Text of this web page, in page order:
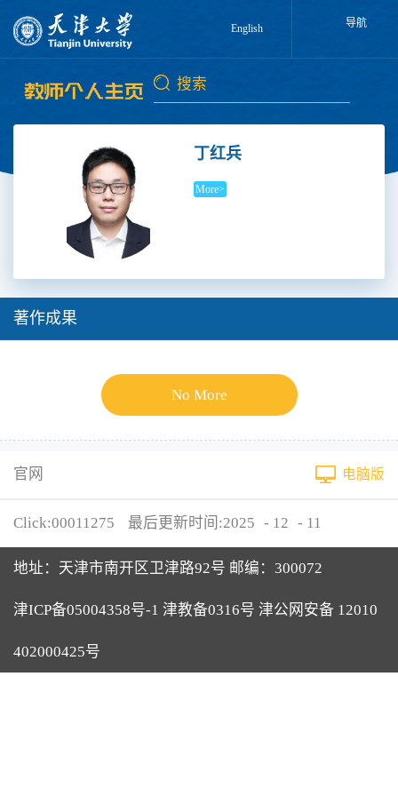
English 导航
丁红兵
More>
著作成果
No More
官网 电脑版
Click:00011275 最后更新时间:2025 - 12 - 11
地址：天津市南开区卫津路92号 邮编：300072
津ICP备05004358号-1 津教备0316号 津公网安备 12010
402000425号